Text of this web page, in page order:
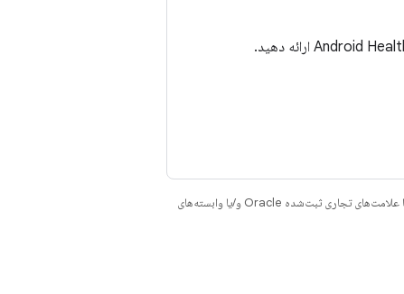
هستند. جاوا و OpenJDK علامت‌های تجاری یا علامت‌های تجاری ثبت‌شده Oracle و/یا وابسته‌های